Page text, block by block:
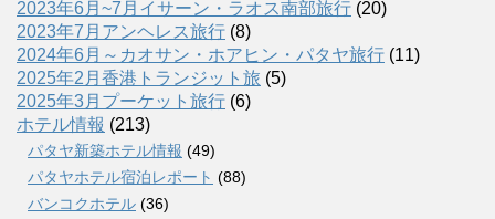
2023年6月~7月イサーン・ラオス南部旅行 (20)
2023年7月アンヘレス旅行 (8)
2024年6月～カオサン・ホアヒン・パタヤ旅行 (11)
2025年2月香港トランジット旅 (5)
2025年3月プーケット旅行 (6)
ホテル情報 (213)
パタヤ新築ホテル情報 (49)
パタヤホテル宿泊レポート (88)
バンコクホテル (36)